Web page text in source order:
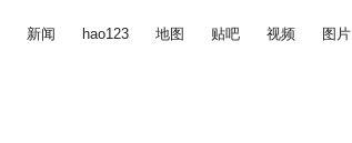
新闻 hao123 地图 贴吧 视频 图片